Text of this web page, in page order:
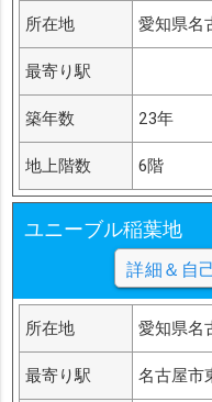
所在地 愛知県名
最寄り駅
築年数 23年
地上階数 6階
ユニーブル稲葉地
詳細＆自
所在地 愛知県名
最寄り駅 名古屋市